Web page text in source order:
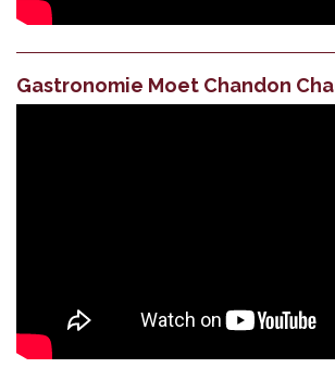
Gastronomie Moet Chandon